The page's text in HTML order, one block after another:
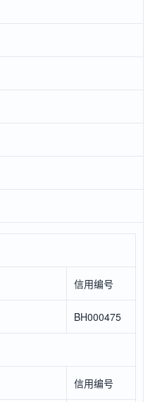
信用编号
BH000475
信用编号